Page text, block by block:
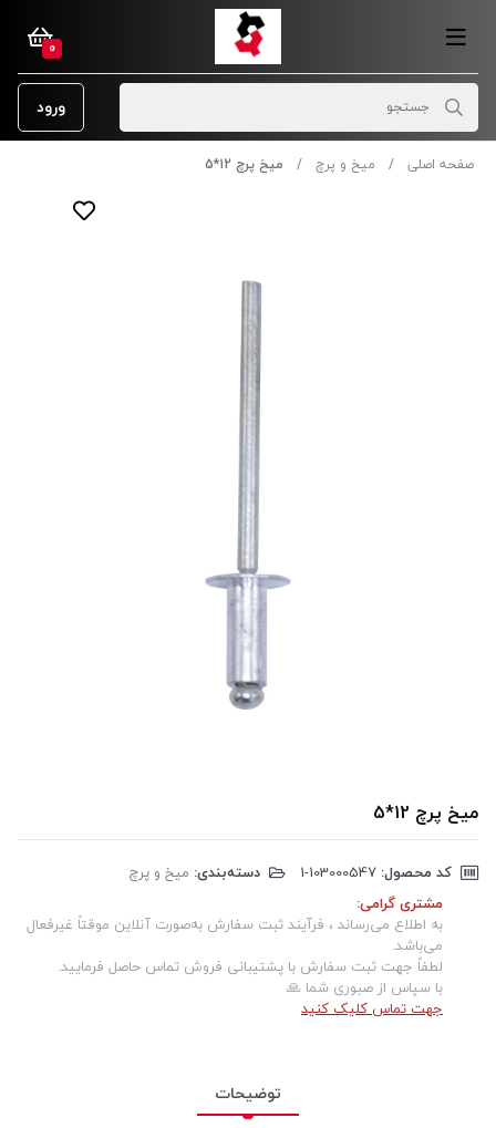
0
ورود
صفحه اصلی میخ و پرچ میخ پرچ 12*5
میخ پرچ 12*5
کد محصول: دسته‌بندی: میخ و پرچ
مشتری گرامی:
به اطلاع می‌رساند ، فرآیند ثبت سفارش به‌صورت آنلاین موقتاً غیرفعال
می‌باشد.
لطفاً جهت ثبت سفارش با پشتیبانی فروش تماس حاصل فرمایید.
با سپاس از صبوری شما 🙏
جهت تماس کلیک کنید
توضیحات